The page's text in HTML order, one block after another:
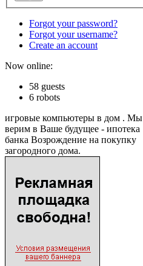
Forgot your password?
Forgot your username?
Create an account
Now online:
58 guests
6 robots
игровые компьютеры в дом . Мы
верим в Ваше будущее - ипотека
банка Возрождение на покупку
загородного дома.